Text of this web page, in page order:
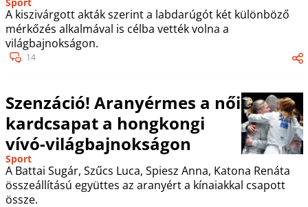
A kiszivárgott akták szerint a labdarúgót két különböző
mérkőzés alkalmával is célba vették volna a
világbajnokságon.
14
Szenzáció! Aranyérmes a női
kardcsapat a hongkongi
vívó-világbajnokságon
Sport
A Battai Sugár, Szűcs Luca, Spiesz Anna, Katona Renáta
összeállítású együttes az aranyért a kínaiakkal csapott
össze.